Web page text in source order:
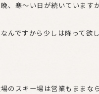
、寒～い日が続いています
んですから少しは降って欲
のスキー場は営業もままな